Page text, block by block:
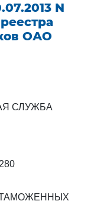
N
ОАО
СЛУЖБА